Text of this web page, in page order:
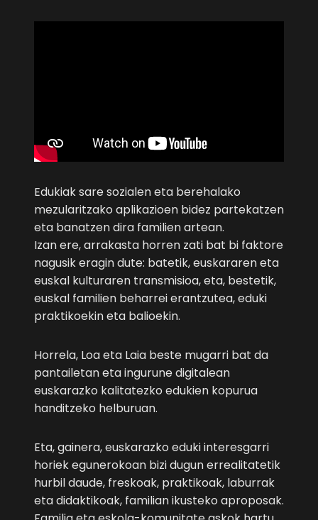
Edukiak sare sozialen eta berehalako
mezularitzako aplikazioen bidez partekatzen
eta banatzen dira familien artean.
Izan ere, arrakasta horren zati bat bi faktore
nagusik eragin dute: batetik, euskararen eta
euskal kulturaren transmisioa, eta, bestetik,
euskal familien beharrei erantzutea, eduki
praktikoekin eta balioekin.
Horrela, Loa eta Laia beste mugarri bat da
pantailetan eta ingurune digitalean
euskarazko kalitatezko edukien kopurua
handitzeko helburuan.
Eta, gainera, euskarazko eduki interesgarri
horiek egunerokoan bizi dugun errealitatetik
hurbil daude, freskoak, praktikoak, laburrak
eta didaktikoak, familian ikusteko aproposak.